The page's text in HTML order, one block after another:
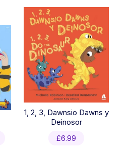
1, 2, 3, Dawnsio Dawns y
Deinosor
£6.99